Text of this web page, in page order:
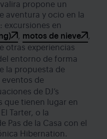
propone un
aventura y ocio en la
excursiones en
, motos de nieve
,
otras experiencias
entorno de forma
la propuesta de
eventos de
de DJ’s
que tienen lugar en
Tarter, o la
Pas de la Casa con el
Hibernation.